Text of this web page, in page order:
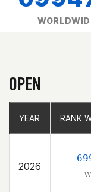
OPEN
YEAR RANK
2026
YEAR RANK